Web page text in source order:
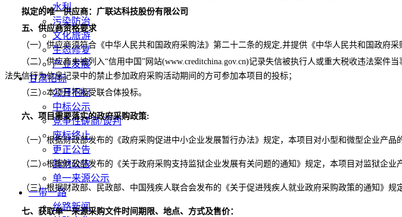
水利
污染防治
文化旅游
生态修复
产业发展
甘肃招标
公开招标
中标公示
竞争性磋商/谈判
废标终止
更正公告
其他公告
单一来源公示
一带一路
丝路新闻
拟定的唯一供应商：广联达科技股份有限公司
五、供应商资格要求
（一）供应商须符合《中华人民共和国政府采购法》第二十二条的规定,并提供《中华人民共和国政府采
（二）供应商未被列入“信用中国”网站(www.creditchina.gov.cn)记录失信被执行人或重大税收违法案件
法失信行为信息记录中的禁止参加政府采购活动期间的方可参加本项目的投标；
（三）本项目不接受联合体投标。
六、项目需要落实的政府采购政策:
（一）根据财政部发布的《政府采购促进中小企业发展暂行办法》规定，本项目对小型和微型企业产品
（二）根据财政部发布的《关于政府采购支持监狱企业发展有关问题的通知》规定，本项目对监狱企业
（三）根据财政部、民政部、中国残疾人联合会发布的《关于促进残疾人就业政府采购政策的通知》
七、获取单一来源采购文件时间期限、地点、方式及售价：